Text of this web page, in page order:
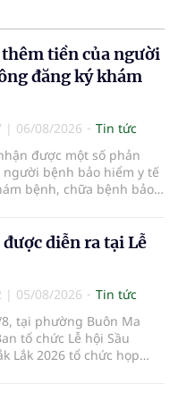
tiền của người
đăng ký khám
| 06/08/2026
Tin tức
được một số phản
người bệnh bảo hiểm y tế
bệnh, chữa bệnh bảo
bệnh theo yêu cầu
phải nộp thêm các chi
chi trả.
diễn ra tại Lễ
| 05/08/2026
Tin tức
tại phường Buôn Ma
tổ chức Lễ hội Sầu
Lắk 2026 tổ chức họp